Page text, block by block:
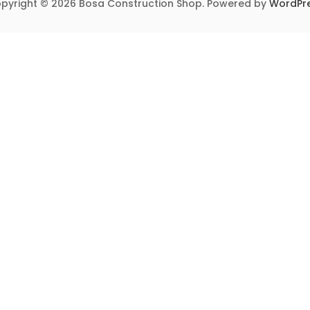
© 2026 Bosa Construction Shop. Powered by